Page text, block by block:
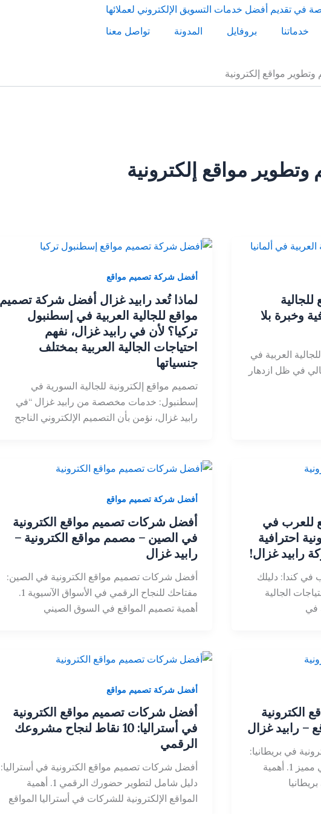
خدماتنا بروفايل المدونة
تواصل معنا
مواقع إلكترونية
مواقع إلكترونية
وخبرة بلا
العربية في
في ظل ازدهار
أفضل شركة تصميم مواقع
لماذا تُعد رابيد غزال أفضل شركة تصميم
مواقع للجالية العربية في إسطنبول
تركيا؟ لأن في رابيد غزال، نفهم
احتياجات الجالية العربية بمختلف
جنسياتها
تصميم مواقع إلكترونية للجالية السورية في
إسطنبول: خدمات مخصصة من رابيد غزال “في
رابيد غزال، نؤمن بأن التصميم الإلكتروني الناجح
للعرب في
احترافية
رابيد غزال!
كندا: دليلك
الجالية
أفضل شركة تصميم مواقع
أفضل شركات تصميم مواقع الكترونية
في الصين – مصمم مواقع الكترونية –
رابيد غزال
أفضل شركات تصميم مواقع الكترونية في الصين:
مفتاحك للنجاح الرقمي في الأسواق الآسيوية 1.
أهمية تصميم المواقع في السوق الصيني
الكترونية
– رابيد غزال
في بريطانيا:
دليلك الشامل لتحقيق نجاح رقمي مميز 1. أهمية
أفضل شركة تصميم مواقع
أفضل شركات تصميم مواقع الكترونية
في أستراليا: 10 نقاط لنجاح مشروعك
الرقمي
أفضل شركات تصميم مواقع الكترونية في أستراليا:
دليل شامل لتطوير حضورك الرقمي 1. أهمية
المواقع الإلكترونية للشركات في أستراليا المواقع